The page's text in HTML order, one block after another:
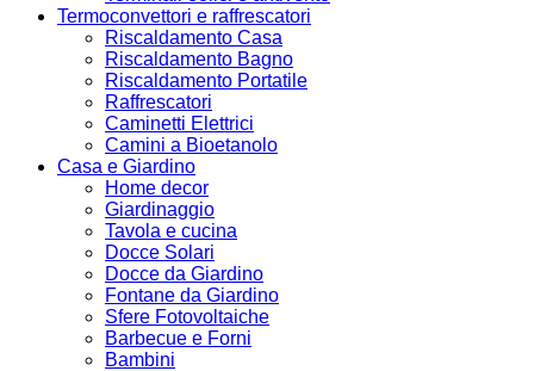
Termoconvettori e raffrescatori
Riscaldamento Casa
Riscaldamento Bagno
Riscaldamento Portatile
Raffrescatori
Caminetti Elettrici
Camini a Bioetanolo
Casa e Giardino
Home decor
Giardinaggio
Tavola e cucina
Docce Solari
Docce da Giardino
Fontane da Giardino
Sfere Fotovoltaiche
Barbecue e Forni
Bambini